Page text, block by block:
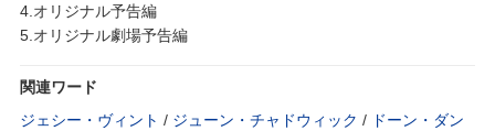
4.オリジナル予告編
5.オリジナル劇場予告編
関連ワード
ジェシー・ヴィント / ジューン・チャドウィック / ドーン・ダン